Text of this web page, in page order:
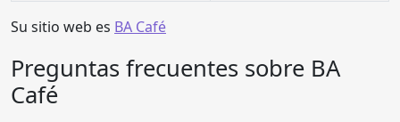
Su sitio web es BA Café
Preguntas frecuentes sobre BA
Café